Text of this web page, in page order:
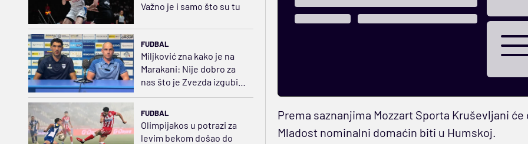
Važno je i samo što su tu
FUDBAL
Miljković zna kako je na
Marakani: Nije dobro za
nas što je Zvezda izgubila
u Evropi
FUDBAL
Olimpijakos u potrazi za
levim bekom došao do
Prema saznanjima Mozzart Sporta Kruševljani
Mladost nominalni domaćin biti u Humskoj.